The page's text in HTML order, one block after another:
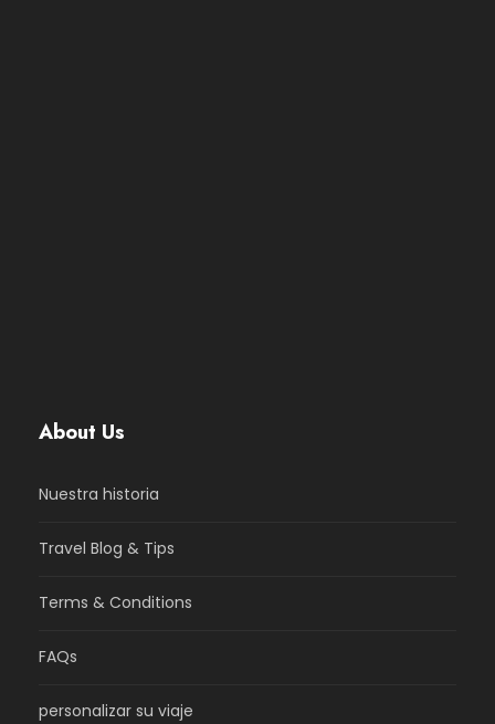
About Us
Nuestra historia
Travel Blog & Tips
Terms & Conditions
FAQs
personalizar su viaje